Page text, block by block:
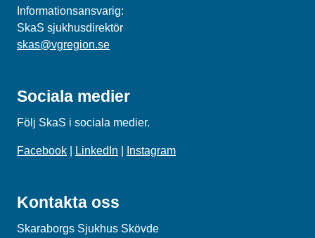
Informationsansvarig:
SkaS sjukhusdirektör
skas@vgregion.se
Sociala medier
Följ SkaS i sociala medier.
Facebook LinkedIn Instagram
Kontakta oss
Skaraborgs Sjukhus Skövde